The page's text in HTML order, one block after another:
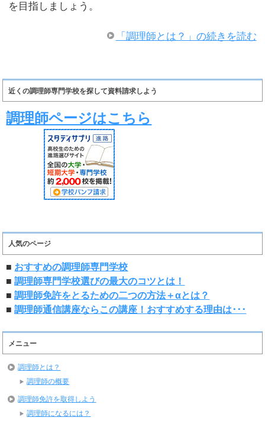
を目指しましょう。
「調理師とは？」の続きを読む
近くの調理師専門学校を探して資料請求しよう
調理師ページはこちら
人気のページ
■ おすすめの調理師専門学校
■調理師専門学校選びの最大のコツとは！
■調理師免許をとるための二つの方法＋αとは？
■調理師通信講座ならこの講座！おすすめする理由は･･･
メニュー
調理師とは？
調理師の概要
調理師免許を取得しよう
調理師になるには？